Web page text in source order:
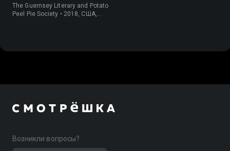
картофельных
очистков
The Guernsey Literary and Potato
Peel Pie Society • 2018, США,
Возникли вопросы?